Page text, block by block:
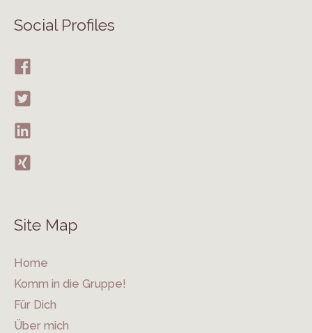
Social Profiles
Site Map
Home
Komm in die Gruppe!
Für Dich
Über mich